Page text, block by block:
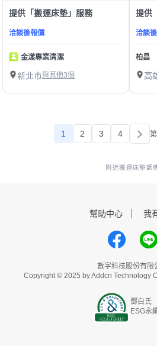
提供「搬運床墊」服務
洽談後報價
金漾專業清潔
新北市與其他3個
提供
洽談
柏昌
高
1 2 3 4
附近搬運床墊師
幫助中心 我
數字科技股份有限
Copyright © 2025 by Addcn Technology
鄧白氏
ESG永